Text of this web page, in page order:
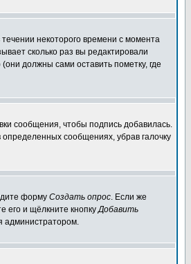
некоторого времени с момента
сколько раз вы редактировали
должны сами оставить пометку, где
сообщения, чтобы подпись добавилась.
сообщениях, убрав галочку
форму Создать опрос. Если же
его и щёлкните кнопкуДобавить
администратором.